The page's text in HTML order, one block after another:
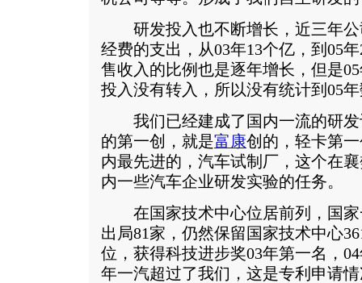
研发投入也不断增长，近三年公
经费的支出，从03年13个亿，到05
售收入的比例也是逐年增长，但是
投入没有转入，所以没有统计到05
我们已经建成了国内一流的研发
的第一创，就是富康创的，轻卡第
内最先进的，汽车试制厂，这个在
内一些汽车企业研发实验的任务。
在国家技术中心位居前列，国家
出局81家，仍然保留国家技术中心
位，获得科技进步奖03年第一名，
年一汽超过了我们，这是专利申请